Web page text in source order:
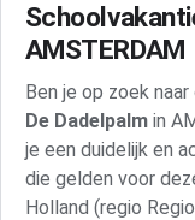
AMSTERDAM
Ben je op zoek
De Dadelpalm in
je een duidelijk en
die gelden voor
Holland (regio